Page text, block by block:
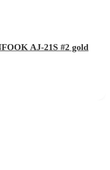
AJ-21S #2 gold